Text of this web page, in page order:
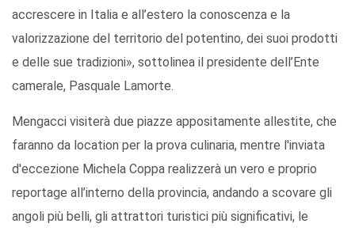
accrescere in Italia e all’estero la conoscenza e la
valorizzazione del territorio del potentino, dei suoi prodotti
e delle sue tradizioni», sottolinea il presidente dell’Ente
camerale, Pasquale Lamorte.
Mengacci visiterà due piazze appositamente allestite, che
faranno da location per la prova culinaria, mentre l'inviata
d'eccezione Michela Coppa realizzerà un vero e proprio
reportage all’interno della provincia, andando a scovare gli
angoli più belli, gli attrattori turistici più significativi, le